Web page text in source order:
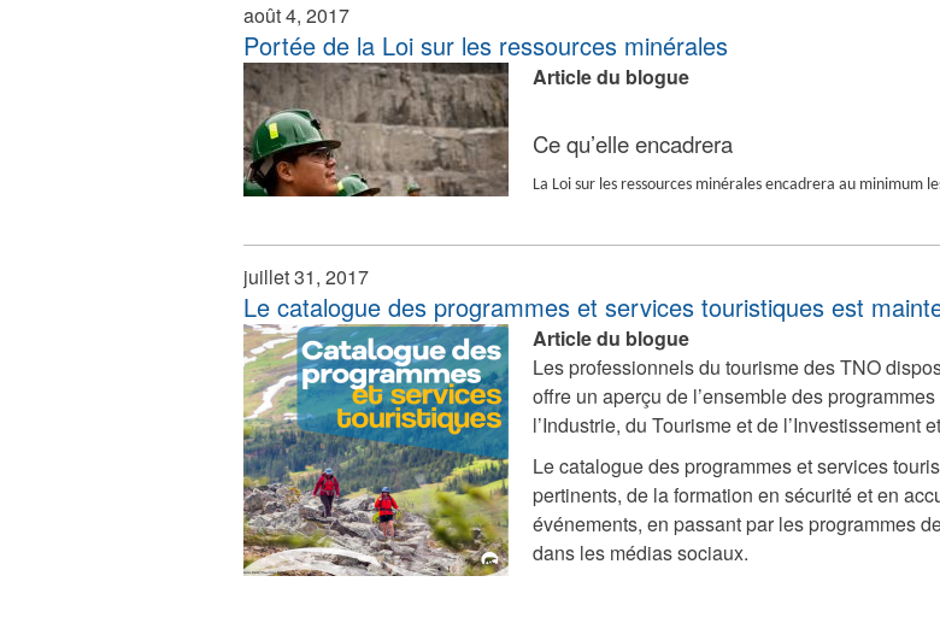
août 4, 2017
Portée de la Loi sur les ressources minérales
Article du blogue
Ce qu’elle encadrera
La Loi sur les ressources minérales encadrera au minimum
juillet 31, 2017
Le catalogue des programmes et services touristiques est
Article du blogue
Les professionnels du tourisme des TNO
offre un aperçu de l’ensemble des
l’Industrie, du Tourisme et de l’Investissement
Le catalogue des programmes et services
pertinents, de la formation en sécurité et en
événements, en passant par les programmes
dans les médias sociaux.